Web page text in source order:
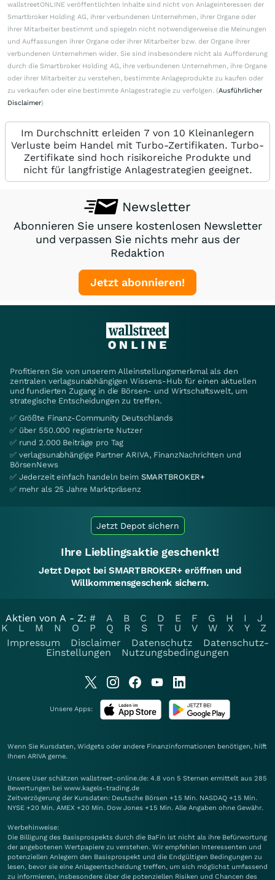
wallstreetONLINE veröffentlichten Inhalte sind nicht von Anlageinteressen der
Smartbroker Holding AG, ihrer verbundenen Unternehmen, ihrer Organe oder
ihrer Mitarbeiter bestimmt und spiegeln nicht notwendigerweise die Meinungen
und Auffassungen ihrer Organe oder ihrer Mitarbeiter bzw. der Organe ihrer
verbundenen Unternehmen wider. Sie sind insbesondere nicht als Aufforderung
durch die Smartbroker Holding AG, ihre verbundenen Unternehmen, ihre Organe
oder ihrer Mitarbeiter zu verstehen, bestimmte Anlageprodukte zu kaufen oder
zu verkaufen oder eine bestimmte Anlagestrategie zu verfolgen. (Ausführlicher
Disclaimer)
Im Durchschnitt erleiden 7 von 10 Kleinanlegern
Verluste beim Handel mit Turbo-Zertifikaten. Turbo-
Zertifikate sind hoch risikoreiche Produkte und
nicht für langfristige Anlagestrategien geeignet.
Newsletter
Abonnieren Sie unsere kostenlosen Newsletter
und verpassen Sie nichts mehr aus der
Redaktion
Jetzt abonnieren!
Profitieren Sie von unserem Alleinstellungsmerkmal als den
zentralen verlagsunabhängigen Wissens-Hub für einen aktuellen
und fundierten Zugang in die Börsen- und Wirtschaftswelt, um
strategische Entscheidungen zu treffen.
✅ Größte Finanz-Community Deutschlands
✅ über 550.000 registrierte Nutzer
✅ rund 2.000 Beiträge pro Tag
✅ verlagsunabhängige Partner ARIVA, FinanzNachrichten und
BörsenNews
✅ Jederzeit einfach handeln beim SMARTBROKER+
✅ mehr als 25 Jahre Marktpräsenz
Jetzt Depot sichern
Ihre Lieblingsaktie geschenkt!
Jetzt Depot bei SMARTBROKER+ eröffnen und
Willkommensgeschenk sichern.
Aktien von A - Z: # A B C D E F G H I
J
K
L M N O P Q R S T U V W X Y
Z
Impressum
Disclaimer Datenschutz
Datenschutz-
Einstellungen
Nutzungsbedingungen
Unsere Apps:
Wenn Sie Kursdaten, Widgets oder andere Finanzinformationen benötigen, hilft
Ihnen ARIVA gerne.
Unsere User schätzen wallstreet-online.de: 4.8 von 5 Sternen ermittelt aus 285
Bewertungen bei www.kagels-trading.de
Zeitverzögerung der Kursdaten: Deutsche Börsen +15 Min. NASDAQ +15 Min.
NYSE +20 Min. AMEX +20 Min. Dow Jones +15 Min. Alle Angaben ohne Gewähr.
Werbehinweise:
Die Billigung des Basisprospekts durch die BaFin ist nicht als ihre Befürwortung
der angebotenen Wertpapiere zu verstehen. Wir empfehlen Interessenten und
potenziellen Anlegern den Basisprospekt und die Endgültigen Bedingungen zu
lesen, bevor sie eine Anlageentscheidung treffen, um sich möglichst umfassend
zu informieren, insbesondere über die potenziellen Risiken und Chancen des